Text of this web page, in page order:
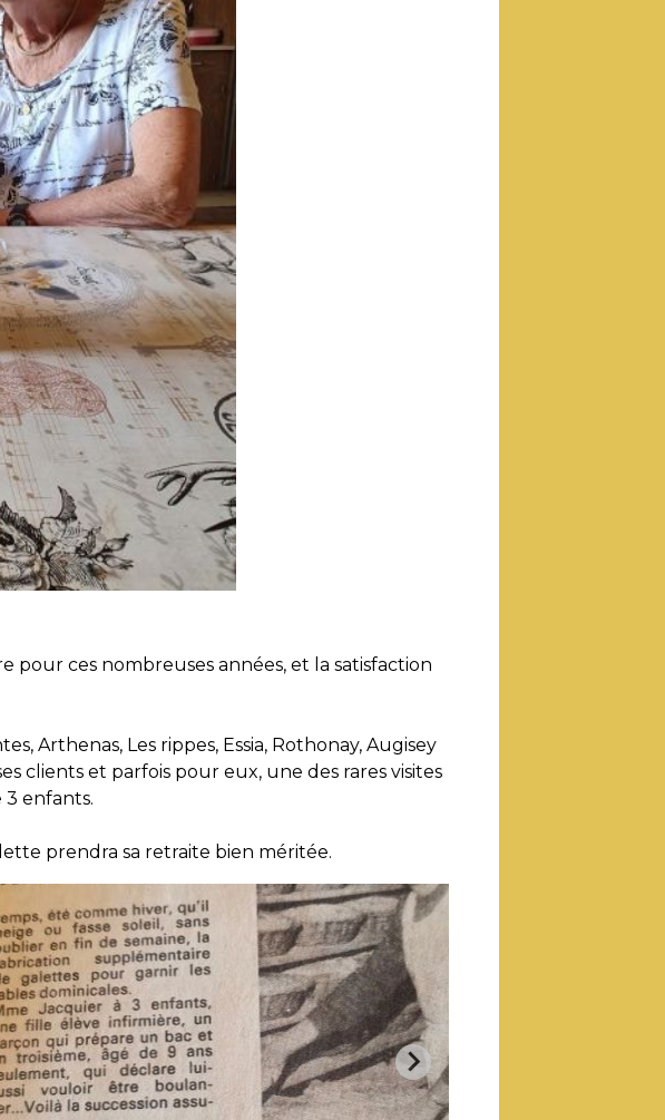
pour ces nombreuses années, et la satisfaction
Arthenas, Les rippes, Essia, Rothonay, Augisey
clients et parfois pour eux, une des rares visites
enfants.
prendra sa retraite bien méritée.